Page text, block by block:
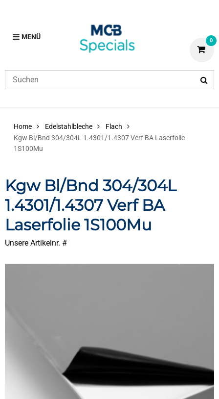
MENÜ 0
Home Edelstahlbleche
Flach
Kgw Bl/Bnd 304/304L 1.4301/1.4307 Verf BA Laserfolie
1S100Mu
Kgw Bl/Bnd 304/304L
1.4301/1.4307 Verf BA
Laserfolie 1S100Mu
Unsere Artikelnr. #